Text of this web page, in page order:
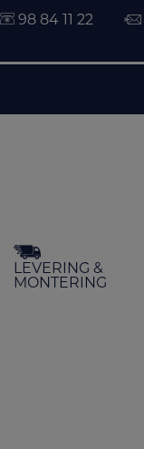
indholdet
98 84 11 22
LEVERING &
MONTERING